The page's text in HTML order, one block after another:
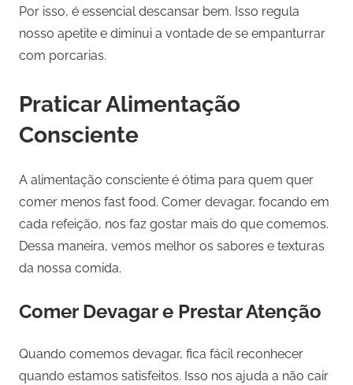
Por isso, é essencial descansar bem. Isso regula
nosso apetite e diminui a vontade de se empanturrar
com porcarias.
Praticar Alimentação
Consciente
A alimentação consciente é ótima para quem quer
comer menos fast food. Comer devagar, focando em
cada refeição, nos faz gostar mais do que comemos.
Dessa maneira, vemos melhor os sabores e texturas
da nossa comida.
Comer Devagar e Prestar Atenção
Quando comemos devagar, fica fácil reconhecer
quando estamos satisfeitos. Isso nos ajuda a não cair